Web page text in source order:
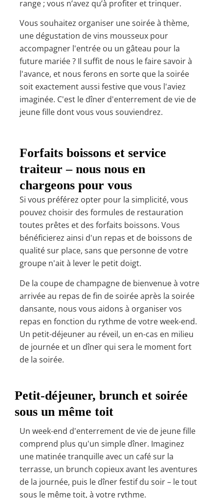
range ; vous n’avez qu’à profiter et trinquer.
Vous souhaitez organiser une soirée à thème,
une dégustation de vins mousseux pour
accompagner l'entrée ou un gâteau pour la
future mariée ? Il suffit de nous le faire savoir à
l'avance, et nous ferons en sorte que la soirée
soit exactement aussi festive que vous l'aviez
imaginée. C'est le dîner d'enterrement de vie de
jeune fille dont vous vous souviendrez.
Forfaits boissons et service
traiteur – nous nous en
chargeons pour vous
Si vous préférez opter pour la simplicité, vous
pouvez choisir des formules de restauration
toutes prêtes et des forfaits boissons. Vous
bénéficierez ainsi d'un repas et de boissons de
qualité sur place, sans que personne de votre
groupe n'ait à lever le petit doigt.
De la coupe de champagne de bienvenue à votre
arrivée au repas de fin de soirée après la soirée
dansante, nous vous aidons à organiser vos
repas en fonction du rythme de votre week-end.
Un petit-déjeuner au réveil, un en-cas en milieu
de journée et un dîner qui sera le moment fort
de la soirée.
Petit-déjeuner, brunch et soirée
sous un même toit
Un week-end d'enterrement de vie de jeune fille
comprend plus qu'un simple dîner. Imaginez
une matinée tranquille avec un café sur la
terrasse, un brunch copieux avant les aventures
de la journée, puis le dîner festif du soir – le tout
sous le même toit, à votre rythme.